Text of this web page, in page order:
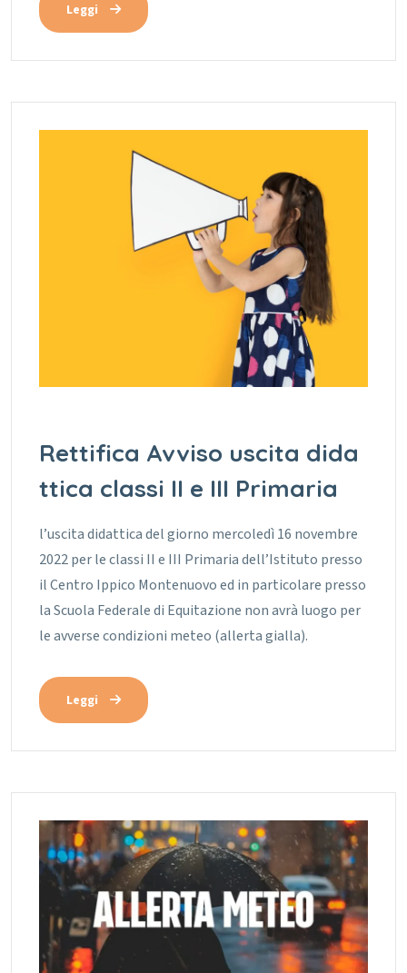
Leggi
Rettifica Avviso uscita dida
ttica classi II e III Primaria
l’uscita didattica del giorno mercoledì 16 novembre
2022 per le classi II e III Primaria dell’Istituto presso
il Centro Ippico Montenuovo ed in particolare presso
la Scuola Federale di Equitazione non avrà luogo per
le avverse condizioni meteo (allerta gialla).
Leggi